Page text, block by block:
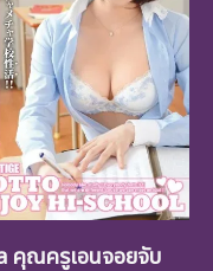
คุณครูเอนจอยจับ